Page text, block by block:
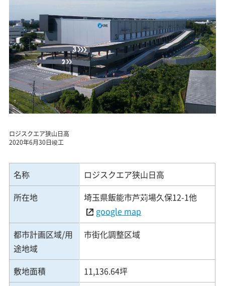
ロジスクエア狭山日高
2020年6月30日竣工
名称
ロジスクエア狭山日高
所在地
埼玉県飯能市芦苅場久保12-1他
google map
都市計画区域/用
途地域
市街化調整区域
敷地面積 11,136.64坪